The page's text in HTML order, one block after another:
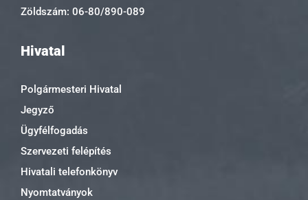
Zöldszám: 06-80/890-089
Hivatal
Polgármesteri Hivatal
Jegyző
Ügyfélfogadás
Szervezeti felépítés
Hivatali telefonkönyv
Nyomtatványok